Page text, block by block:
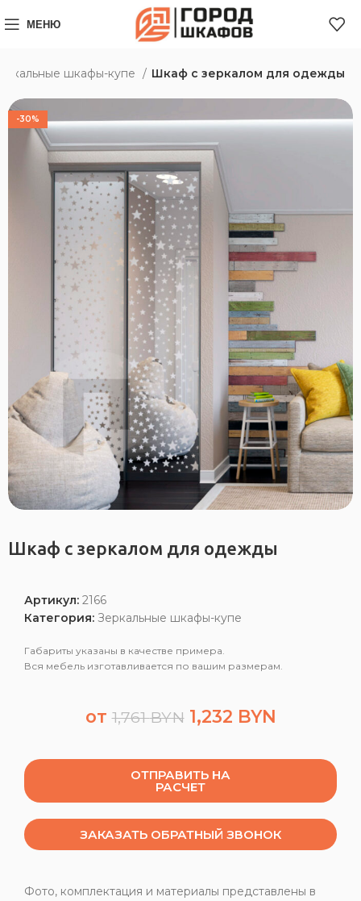
МЕНЮ
шкафы-купе Шкаф с зеркалом для одежды
-30%
Шкаф с зеркалом для одежды
Артикул:2166
Категория: Зеркальные шкафы-купе
Габариты указаны в качестве примера.
Вся мебель изготавливается по вашим размерам.
от 1,761BYN 1,232 BYN
ОТПРАВИТЬ НА
РАСЧЕТ
ЗАКАЗАТЬ ОБРАТНЫЙ ЗВОНОК
Фото, комплектация и материалы представлены в